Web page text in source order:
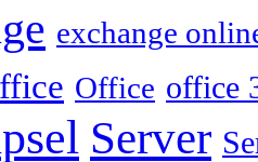
exchange
Office office
Server